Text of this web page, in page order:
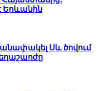
Երևանին
Սև ծովում